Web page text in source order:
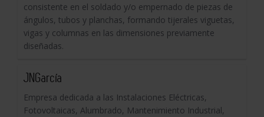
consistente en el soldado y/o empernado de piezas de
ángulos, tubos y planchas, formando tijerales viguetas,
vigas y columnas en las dimensiones previamente
diseñadas.
JNGarcía
Empresa dedicada a las Instalaciones Eléctricas,
Fotovoltaicas, Alumbrado, Mantenimiento Industrial,